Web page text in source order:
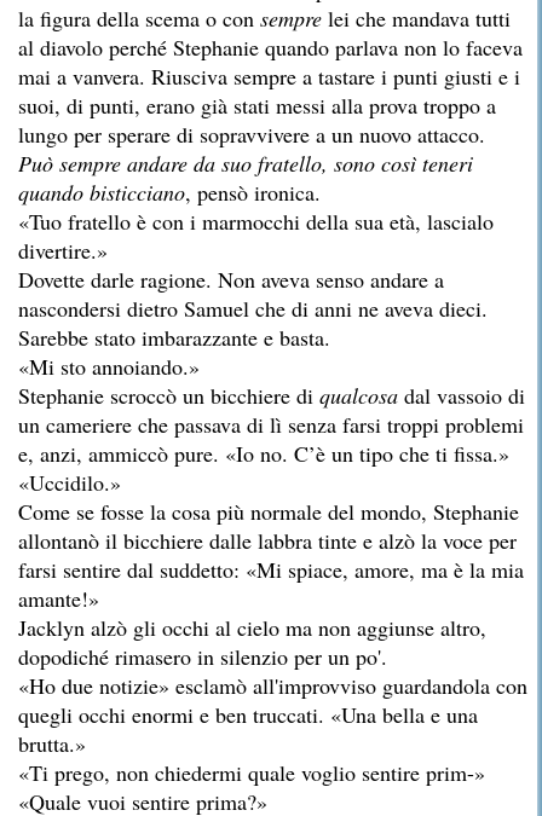
la figura della scema o con sempre lei che mandava tutti
al diavolo perché Stephanie quando parlava non lo faceva
mai a vanvera. Riusciva sempre a tastare i punti giusti e i
suoi, di punti, erano già stati messi alla prova troppo a
lungo per sperare di sopravvivere a un nuovo attacco.
Può sempre andare da suo fratello, sono così teneri
quando bisticciano, pensò ironica.
«Tuo fratello è con i marmocchi della sua età, lascialo
divertire.»
Dovette darle ragione. Non aveva senso andare a
nascondersi dietro Samuel che di anni ne aveva dieci.
Sarebbe stato imbarazzante e basta.
«Mi sto annoiando.»
Stephanie scroccò un bicchiere di qualcosa dal vassoio di
un cameriere che passava di lì senza farsi troppi problemi
e, anzi, ammiccò pure. «Io no. C’è un tipo che ti fissa.»
«Uccidilo.»
Come se fosse la cosa più normale del mondo, Stephanie
allontanò il bicchiere dalle labbra tinte e alzò la voce per
farsi sentire dal suddetto: «Mi spiace, amore, ma è la mia
amante!»
Jacklyn alzò gli occhi al cielo ma non aggiunse altro,
dopodiché rimasero in silenzio per un po'.
«Ho due notizie» esclamò all'improvviso guardandola con
quegli occhi enormi e ben truccati. «Una bella e una
brutta.»
«Ti prego, non chiedermi quale voglio sentire prim-»
«Quale vuoi sentire prima?»